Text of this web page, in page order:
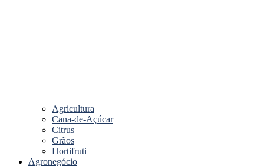
Agricultura
Cana-de-Açúcar
Citrus
Grãos
Hortifruti
Agronegócio